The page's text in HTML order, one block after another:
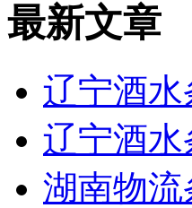
最新文章
辽宁酒
辽宁酒
湖南物